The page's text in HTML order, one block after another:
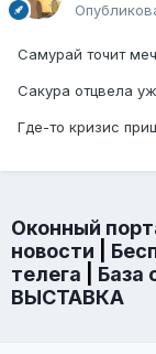
Самурай точит
Сакура отцвела
Где-то кризис
Оконный
новости
телега
База
ВЫСТАВКА